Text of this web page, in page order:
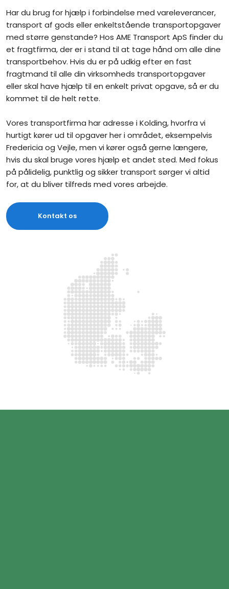
Har du brug for hjælp i forbindelse med vareleverancer,
transport af gods eller enkeltstående transportopgaver
med større genstande? Hos AME Transport ApS finder du
et fragtfirma, der er i stand til at tage hånd om alle dine
transportbehov. Hvis du er på udkig efter en fast
fragtmand til alle din virksomheds transportopgaver
eller skal have hjælp til en enkelt privat opgave, så er du
kommet til de helt rette.​
​Vores transportfirma har adresse i Kolding, hvorfra vi
hurtigt kører ud til opgaver her i området, eksempelvis
Fredericia og Vejle, men vi kører også gerne længere,
hvis du skal bruge vores hjælp et andet sted. Med fokus
på pålidelig, punktlig og sikker transport sørger vi altid
for, at du bliver tilfreds med vores arbejde.​
Kontakt os​